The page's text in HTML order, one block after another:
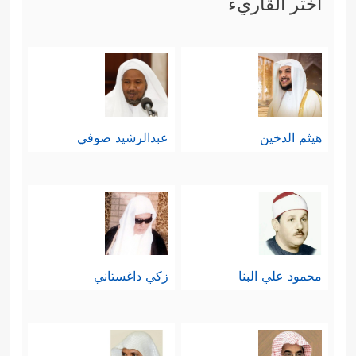
رابعًا: ثم يُذكِّرُ القرآن المشركين بما
كما هو شأن أهل الكتاب من يهود
ونصارى
﴿وَإِن كَانُواْ لَیَقُولُونَ﴿١٦٧﴾
ذِكۡرࣰا مِّنَ ٱلۡأَوَّلِینَ
لَكُنَّا عِبَادَ ٱللَّهِ ٱلۡمُخۡلَصِینَ
﴿١٦٩﴾
فَكَفَرُواْ بِهِۦۖ فَسَوۡفَ یَعۡلَمُونَ﴾
التذكير يُقصد به: بيان أنّهم إنَّما يُعادُون
القرآن بعد أن أنزَلَه الله عليهم؛ لحسدٍ
من أجل الْتِباسٍ في الرؤية، أو خطأٍ في
هيثم الدخين عبدالرشيد صوفي
محمود علي البنا زكي داغستاني